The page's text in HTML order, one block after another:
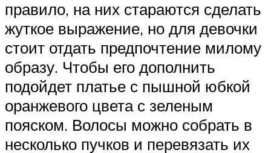
правило, на них стараются сделать
жуткое выражение, но для девочки
стоит отдать предпочтение милому
образу. Чтобы его дополнить
подойдет платье с пышной юбкой
оранжевого цвета с зеленым
пояском. Волосы можно собрать в
несколько пучков и перевязать их